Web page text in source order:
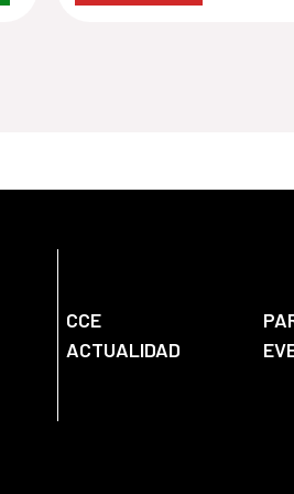
CCE
ACTUALIDAD